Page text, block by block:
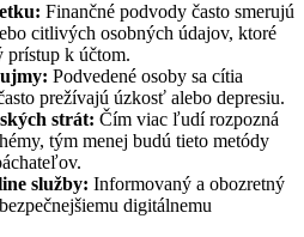
Finančné podvody často smerujú
citlivých osobných údajov, ktoré
prístup k účtom.
Podvedené osoby sa cítia
prežívajú úzkosť alebo depresiu.
strát: Čím viac ľudí rozpozná
tým menej budú tieto metódy
služby: Informovaný a obozretný
digitálnemu